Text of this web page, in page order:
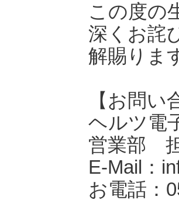
この度の
深くお詫
解賜りま
【お問い
ヘルツ電
営業部
E-Mail：
お電話：